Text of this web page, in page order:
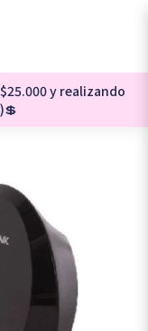
y realizando